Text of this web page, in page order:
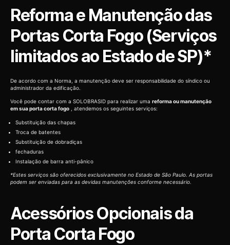
Reforma e Manutenção das
Portas Corta Fogo (Serviços
limitados ao Estado de SP)*
De acordo com a Norma, a manutenção deve ser responsabilidade do síndico ou
administrador da edificação.
Você pode contar com a SOLOBRASID para realizar uma reforma ou manutenção
em sua porta corta fogo , atendemos os seguintes serviços:
Substituição das chapas
Troca de batentes
Substituição de dobradiças
fechaduras
Instalação de barra anti-pânico
*Estes serviços são oferecidos exclusivamente no Estado de São Paulo. As portas
podem ser enviadas para as devidas manutenções conforme necessário.
Acessórios Opcionais da
Porta Corta Fogo